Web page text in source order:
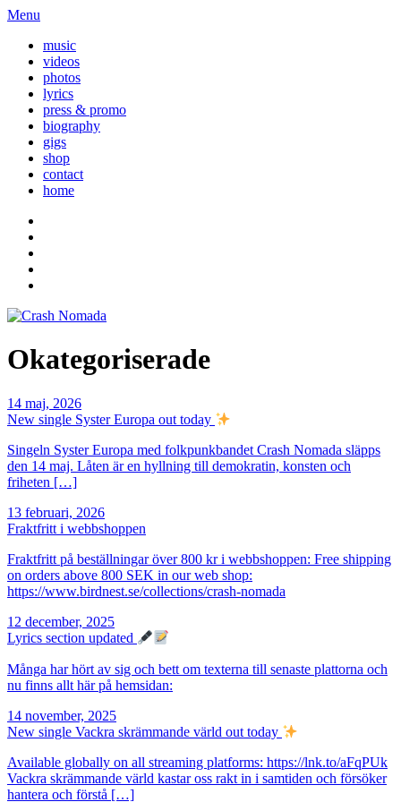
Menu
music
videos
photos
lyrics
press & promo
biography
gigs
shop
contact
home
Okategoriserade
14 maj, 2026
New single Syster Europa out today
Singeln Syster Europa med folkpunkbandet Crash Nomada släpps
den 14 maj. Låten är en hyllning till demokratin, konsten och
friheten […]
13 februari, 2026
Fraktfritt i webbshoppen
Fraktfritt på beställningar över 800 kr i webbshoppen: Free shipping
on orders above 800 SEK in our web shop:
https://www.birdnest.se/collections/crash-nomada
12 december, 2025
Lyrics section updated
Många har hört av sig och bett om texterna till senaste plattorna och
nu finns allt här på hemsidan:
14 november, 2025
New single Vackra skrämmande värld out today
Available globally on all streaming platforms: https://lnk.to/aFqPUk
Vackra skrämmande värld kastar oss rakt in i samtiden och försöker
hantera och förstå […]